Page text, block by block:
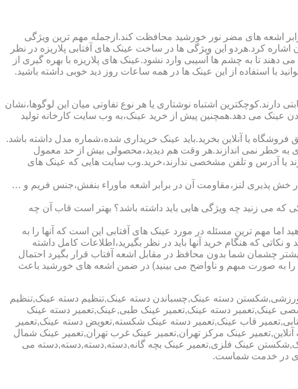
اشعه های مضر نور خورشید محافظت کند.ازجمله مهم ترین ویژگی
اشعه فرابنفش خورشید و پلاریزه بودن آن اشاره کرد.هردو این ویژگی ها در ساخت عینک های آفتابی پلاریزه در نظر
تا به چشم ها آسیبی وارد نشود.عینک های پلاریزه با بهره گیری از
با استفاده از این عینک ها در همه ساعات روز دید خوبی داشته باشید.
اشتباه نوشتاری یا هر نوع تفاوتی میان این لوگوها،نشان
عینک می دهد.همچنین پیش از خرید عینک،به وب سایت کارخانه تولید
یا آنلاین بخرید.باید عینک خریداری شده،شماره مدل داشته باشد.
به خطر نمی اندازند.هر وقت هم دیدید،محصولی بیش از حد معمول
یا آدرس و تلفن مشخصی ندارند،خرید.وب سایت هایی که عینک های
خش پذیری لنز،مقاومت آن در برابر اشعه ماوراء بنفش،جنس فریم و …
که می زنید چه ویژگی هایی باید داشته باشد؟ بهتر است قاب آن چه
اما مهم ترین مسئله در مورد عینک های آفتابی این است که آنها را به
که هنگام خرید آنها باید در نظر بگیرید،اطلاعات کامل داشته
چشمان شما بدون محافظ در مقابل اشعه آفتاب قرار بگیرد احتمال
را به صورت مبهم و ناواضح می بینید) در ضمن اشعه های خورشید باعث
ورزشی,شکستن دسته عینک,چسباندن دسته عینک,تنظیم دسته عینک,تنظیم
عینک,تعمیر دسته عینک,تعمیر عینک طبی,عینک,تعمیر دسته عینک
قاب عینک,تعمیر دسته عینک شکسته,تعویض دسته عینک,تعمیر
عینک مرکز تهران,تعمیر عینک غرب تهران,تعمیر عینک شمال
عینک فلزی,تعمیر عینک بچه گانه,دسته,دسته,دسته,دسته می
در خدمت شماست.